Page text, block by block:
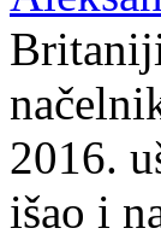
2016.
išao i